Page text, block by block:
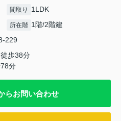
間取り 1LDK
所在階 1階/2階建
229
徒歩38分
78分
らお問い合わせ